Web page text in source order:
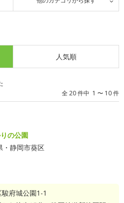
人気順
全 20 件中 1 〜 10 件
の公園
・静岡市葵区
府城公園1-1